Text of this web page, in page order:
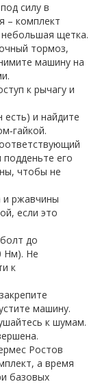
силу в
– комплект
щетка.
тормоз,
машину на
к рычагу и
есть) и найдите
его
чтобы не
и ржавчины
если это
до
Нм). Не
к
машину.
к шумам.
Ростов
а время
базовых